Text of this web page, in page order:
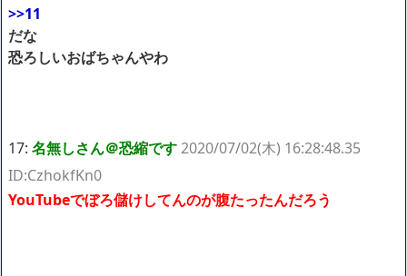
>>11
だな
恐ろしいおばちゃんやわ
17: 名無しさん＠恐縮です2020/07/02(木) 16:28:48.35
ID:CzhokfKn0
YouTubeでぼろ儲けしてんのが腹たったんだろう